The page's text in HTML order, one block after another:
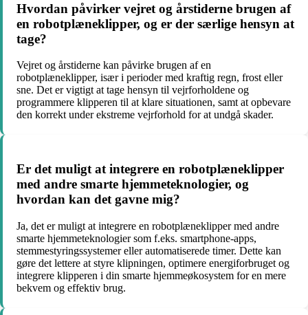
Hvordan påvirker vejret og årstiderne brugen af
en robotplæneklipper, og er der særlige hensyn at
tage?
Vejret og årstiderne kan påvirke brugen af en
robotplæneklipper, især i perioder med kraftig regn, frost eller
sne. Det er vigtigt at tage hensyn til vejrforholdene og
programmere klipperen til at klare situationen, samt at opbevare
den korrekt under ekstreme vejrforhold for at undgå skader.
Er det muligt at integrere en robotplæneklipper
med andre smarte hjemmeteknologier, og
hvordan kan det gavne mig?
Ja, det er muligt at integrere en robotplæneklipper med andre
smarte hjemmeteknologier som f.eks. smartphone-apps,
stemmestyringssystemer eller automatiserede timer. Dette kan
gøre det lettere at styre klipningen, optimere energiforbruget og
integrere klipperen i din smarte hjemmeøkosystem for en mere
bekvem og effektiv brug.